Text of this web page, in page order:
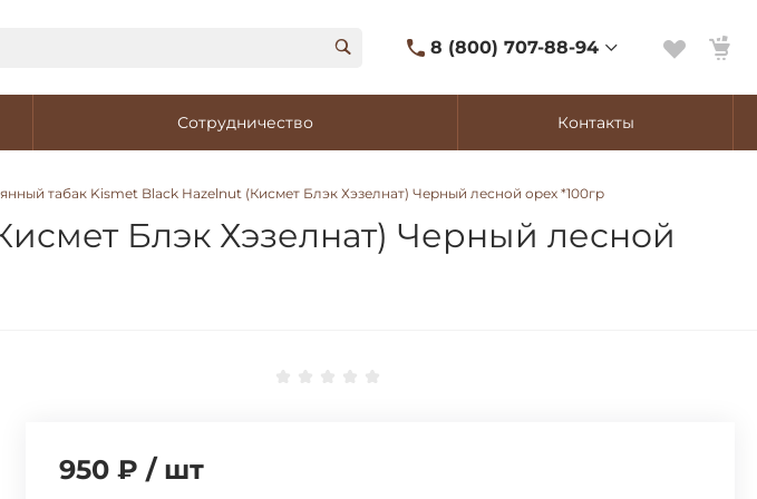
8 (800) 707-88-94
8 (800) 707-88-94
Адмирала Фокина, 8
Сигаретный лаунж
11:00-21:45
Shop@churchilltobacco.ru
Сотрудничество Контакты
табак Kismet Black Hazelnut (Кисмет Блэк Хэзелнат) Черный лесной орех *100гр
Блэк Хэзелнат) Черный лесной
950 ₽ / шт